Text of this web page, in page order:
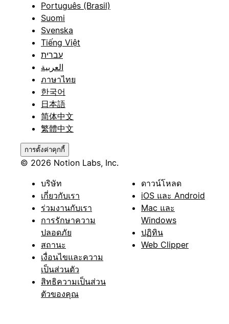
Português (Brasil)
Suomi
Svenska
Tiếng Việt
עברית
العربية
ภาษาไทย
한국어
日本語
简体中文
繁體中文
การตั้งค่าคุกกี้
© 2026 Notion Labs, Inc.
บริษัท
เกี่ยวกับเรา
ร่วมงานกับเรา
การรักษาความ
ปลอดภัย
สถานะ
เงื่อนไขและความ
เป็นส่วนตัว
สิทธิความเป็นส่วน
ตัวของคุณ
ดาวน์โหลด
iOS และ Android
Mac และ
Windows
ปฏิทิน
Web Clipper